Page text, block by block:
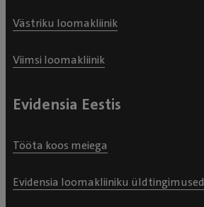
Västriku loomakliinik
Viimsi loomakliinik
Evidensia Eestis
Tööta koos meiega
Evidensia loomakliiniku üldtingimused